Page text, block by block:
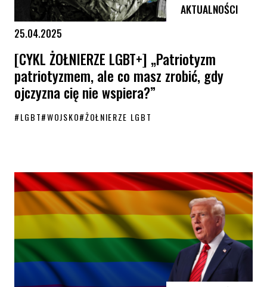
AKTUALNOŚCI
25.04.2025
[CYKL ŻOŁNIERZE LGBT+] „Patriotyzm
patriotyzmem, ale co masz zrobić, gdy
ojczyzna cię nie wspiera?”
#LGBT#WOJSKO#ŻOŁNIERZE LGBT